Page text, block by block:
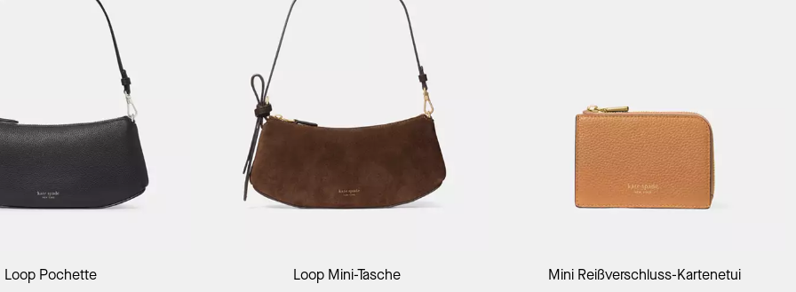
In Den Warenkorb
Loop Pochette In Den Warenkorb
Loop Mini-Tasche In Den Warenkorb
Mini Reißverschluss-Kartenetui